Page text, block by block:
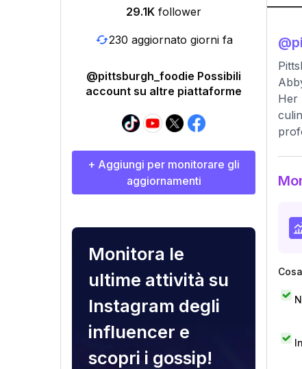
29.1K follower
230 aggiornato giorni fa
@pittsburgh_foodie Possibili
account su altre piattaforme
+ Aggiungi per monitorare gli
aggiornamenti
Monitora le
ultime attività su
Instagram degli
influencer e
scopri i gossip!
@
Her